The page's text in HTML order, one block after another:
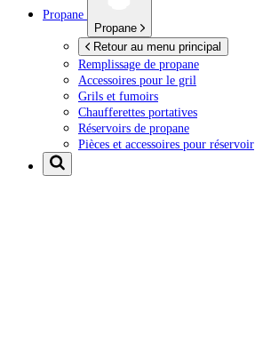
Propane
Propane
Retour au menu principal
Remplissage de propane
Accessoires pour le gril
Grils et fumoirs
Chaufferettes portatives
Réservoirs de propane
Pièces et accessoires pour réservoir